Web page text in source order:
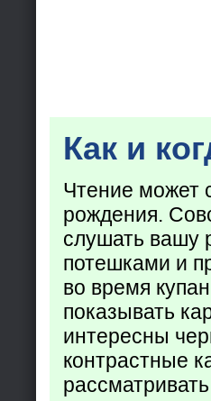
Как и
Чтение может
рождения.
слушать вашу
потешками и
во время
показывать
интересны
контрастные